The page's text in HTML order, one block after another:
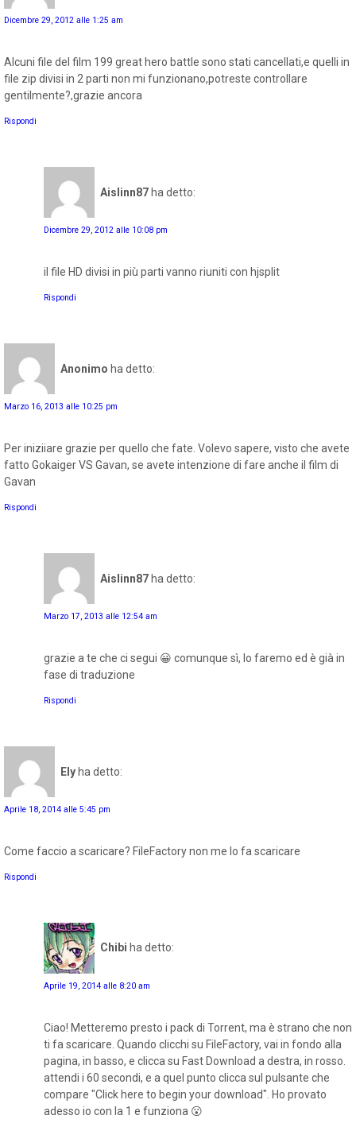
Dicembre 29, 2012 alle 1:25 am
Alcuni file del film 199 great hero battle sono stati cancellati,e quelli in
file zip divisi in 2 parti non mi funzionano,potreste controllare
gentilmente?,grazie ancora
Rispondi
Aislinn87 ha detto:
Dicembre 29, 2012 alle 10:08 pm
il file HD divisi in più parti vanno riuniti con hjsplit
Rispondi
Anonimo ha detto:
Marzo 16, 2013 alle 10:25 pm
Per iniziiare grazie per quello che fate. Volevo sapere, visto che avete
fatto Gokaiger VS Gavan, se avete intenzione di fare anche il film di
Gavan
Rispondi
Aislinn87 ha detto:
Marzo 17, 2013 alle 12:54 am
grazie a te che ci segui 😀 comunque sì, lo faremo ed è già in
fase di traduzione
Rispondi
Elyha detto:
Aprile 18, 2014 alle 5:45 pm
Come faccio a scaricare? FileFactory non me lo fa scaricare
Rispondi
Chibi ha detto:
Aprile 19, 2014 alle 8:20 am
Ciao! Metteremo presto i pack di Torrent, ma è strano che non
ti fa scaricare. Quando clicchi su FileFactory, vai in fondo alla
pagina, in basso, e clicca su Fast Download a destra, in rosso.
attendi i 60 secondi, e a quel punto clicca sul pulsante che
compare "Click here to begin your download". Ho provato
adesso io con la 1 e funziona 😮